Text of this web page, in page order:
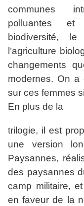
communes
polluantes et
biodiversité,
l’agriculture
changements
modernes. On a
sur ces femmes
En plus de la
trilogie, il est
une version
Paysannes,
des paysannes
camp militaire,
en faveur de la